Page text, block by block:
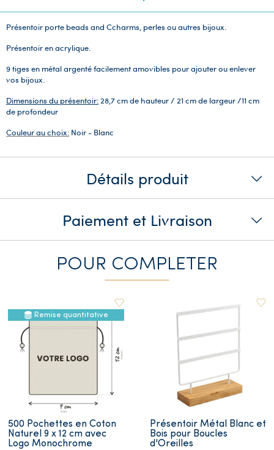
Présentoir porte beads and Ccharms, perles ou autres bijoux.
Présentoir en acrylique.
9 tiges en métal argenté facilement amovibles pour ajouter ou enlever
vos bijoux.
Dimensions du présentoir:28,7 cm de hauteur / 21 cm de largeur /11 cm
de profondeur
Couleur au choix: Noir - Blanc
Détails produit
Paiement et Livraison
POUR COMPLETER
Remise quantitative
500 Pochettes en Coton
Naturel 9 x 12 cm avec
Logo Monochrome
Présentoir Métal Blanc et
Bois pour Boucles
d'Oreilles